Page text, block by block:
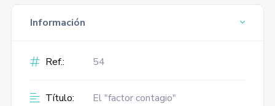
Información
Ref.: 54
Título: El "factor contagio"